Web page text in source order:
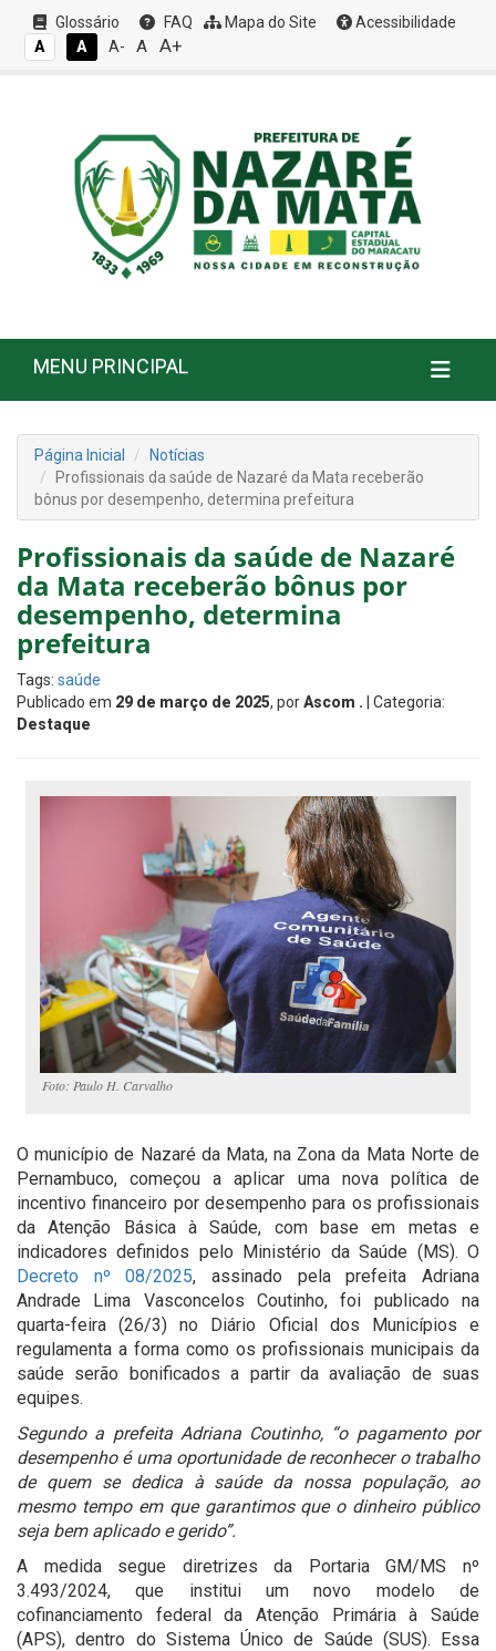
Glossário FAQ Mapa do Site
Acessibilidade
A
A A- A A+
MENU PRINCIPAL
Página Inicial
Notícias
Profissionais da saúde de Nazaré da Mata receberão
bônus por desempenho, determina prefeitura
Profissionais da saúde de Nazaré
da Mata receberão bônus por
desempenho, determina
prefeitura
Tags: saúde
Publicado em 29 de março de 2025, porAscom . | Categoria:
Destaque
Foto: Paulo H. Carvalho
O município de Nazaré da Mata, na Zona da Mata Norte de
Pernambuco, começou a aplicar uma nova política de
incentivo financeiro por desempenho para os profissionais
da Atenção Básica à Saúde, com base em metas e
indicadores definidos pelo Ministério da Saúde (MS). O
Decreto nº 08/2025, assinado pela prefeita Adriana
Andrade Lima Vasconcelos Coutinho, foi publicado na
quarta-feira (26/3) no Diário Oficial dos Municípios e
regulamenta a forma como os profissionais municipais da
saúde serão bonificados a partir da avaliação de suas
equipes.
Segundo a prefeita Adriana Coutinho, “o pagamento por
desempenho é uma oportunidade de reconhecer o trabalho
de quem se dedica à saúde da nossa população, ao
mesmo tempo em que garantimos que o dinheiro público
seja bem aplicado e gerido”.
A medida segue diretrizes da Portaria GM/MS nº
3.493/2024, que institui um novo modelo de
cofinanciamento federal da Atenção Primária à Saúde
(APS), dentro do Sistema Único de Saúde (SUS). Essa